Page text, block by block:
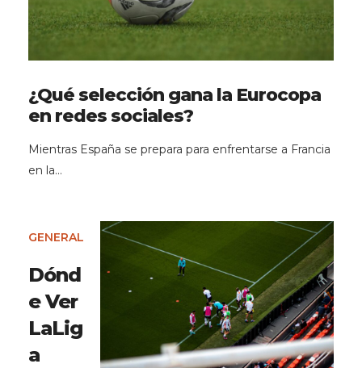
¿Qué selección gana la Eurocopa
en redes sociales?
Mientras España se prepara para enfrentarse a Francia
en la…
GENERAL
Dónd
e Ver
LaLig
a